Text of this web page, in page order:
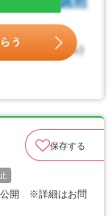
保存する
公開 ※詳細はお問